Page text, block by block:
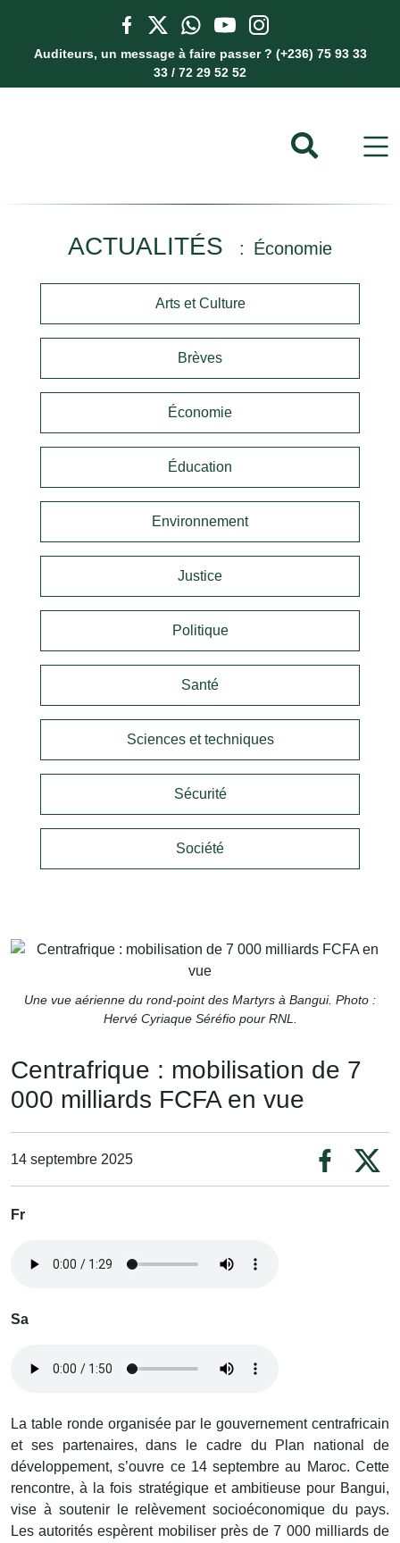
Auditeurs, un message à faire passer ? (+236) 75 93 33
33 / 72 29 52 52
ACTUALITÉS Économie
Arts et Culture
Brèves
Économie
Éducation
Environnement
Justice
Politique
Santé
Sciences et techniques
Sécurité
Société
Une vue aérienne du rond-point des Martyrs à Bangui. Photo :
Hervé Cyriaque Séréfio pour RNL.
Centrafrique : mobilisation de 7
000 milliards FCFA en vue
14 septembre 2025
Fr
Sa
La table ronde organisée par le gouvernement centrafricain
et ses partenaires, dans le cadre du Plan national de
développement, s’ouvre ce 14 septembre au Maroc. Cette
rencontre, à la fois stratégique et ambitieuse pour Bangui,
vise à soutenir le relèvement socioéconomique du pays.
Les autorités espèrent mobiliser près de 7 000 milliards de